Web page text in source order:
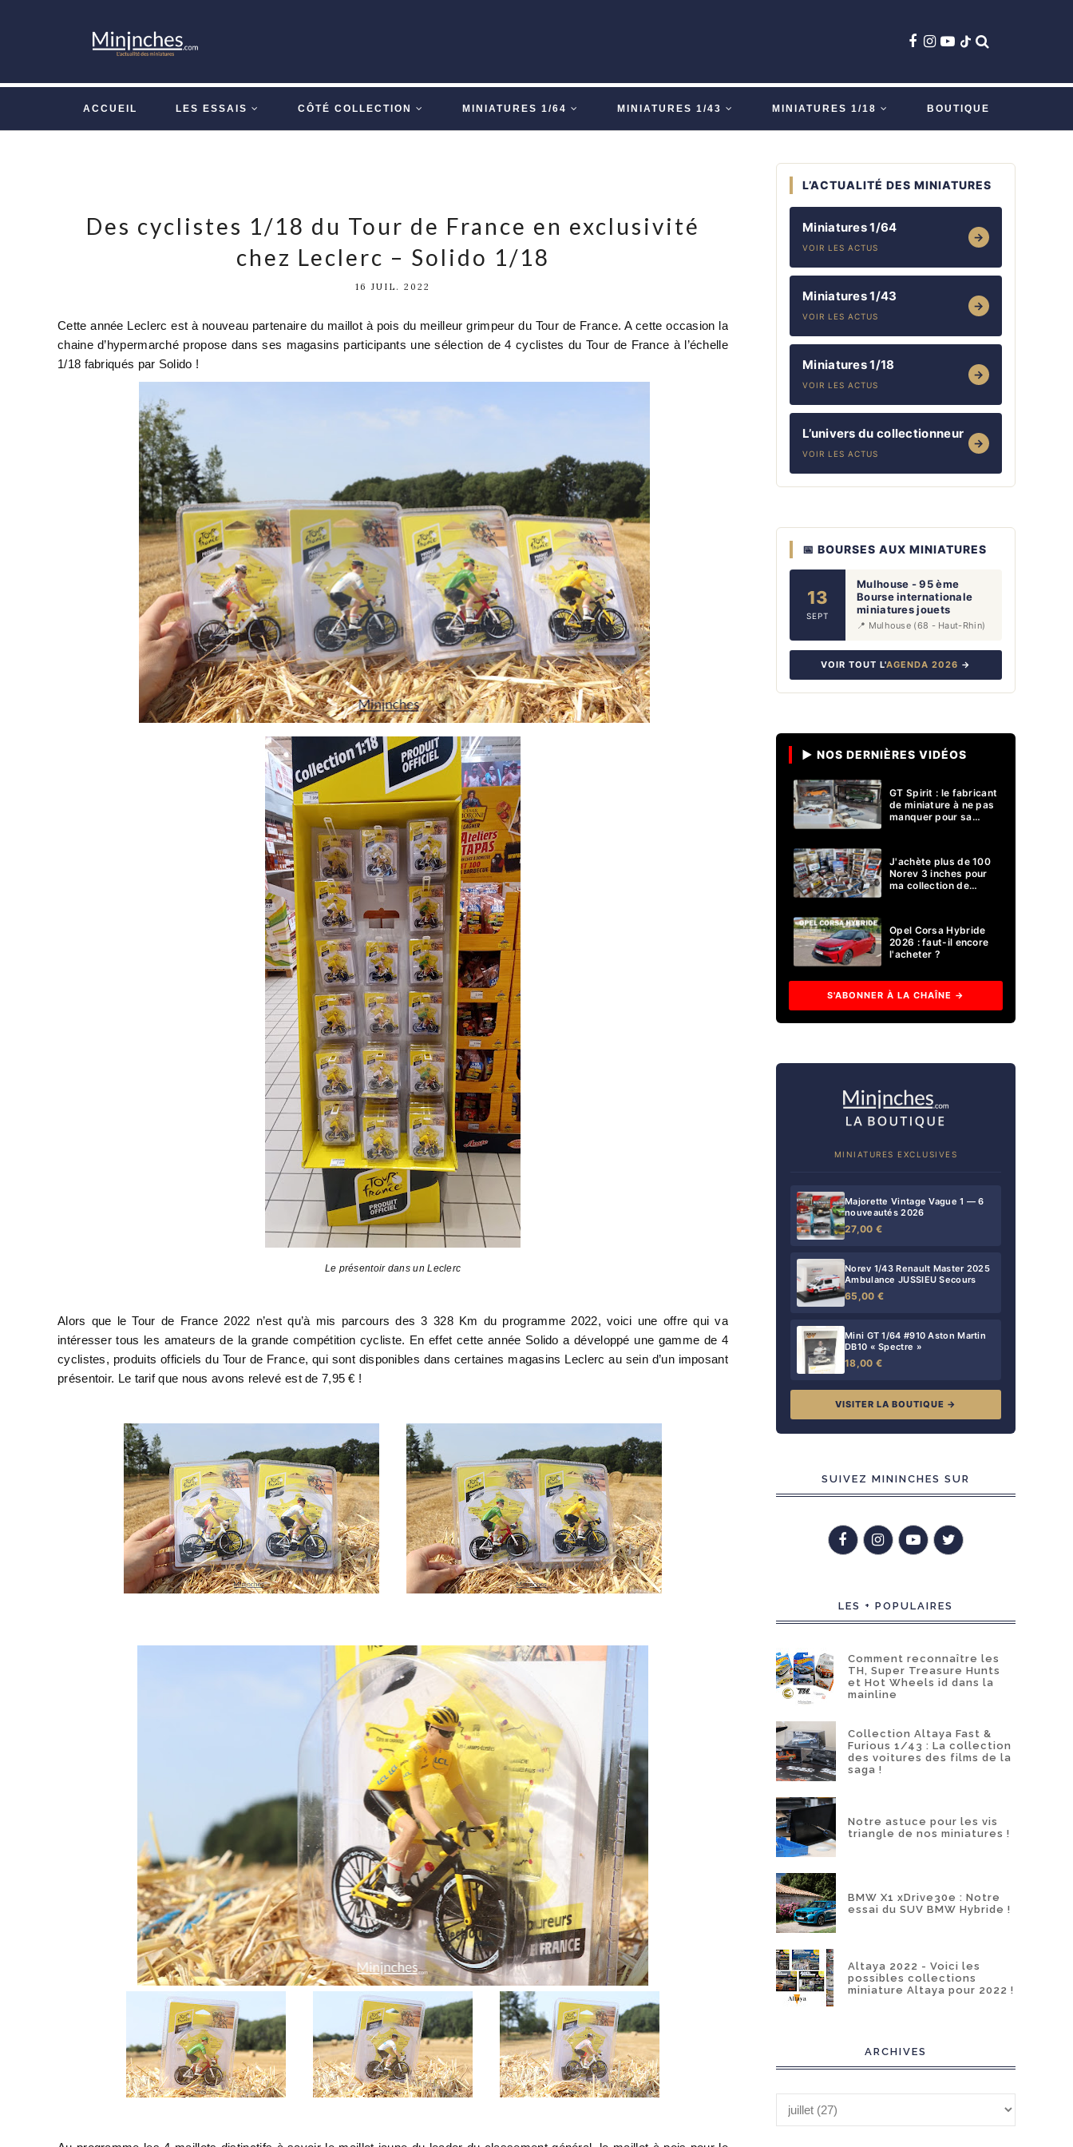
ACCUEIL LES ESSAIS CÔTÉ COLLECTION MINIATURES 1/64 MINIATURES 1/43 MINIATURES 1/18 BOUTIQUE
Des cyclistes 1/18 du Tour de France en exclusivité
chez Leclerc – Solido 1/18
16 JUIL. 2022
Cette année Leclerc est à nouveau partenaire du maillot à pois du meilleur grimpeur du Tour de France. A cette occasion la
chaine d’hypermarché propose dans ses magasins participants une sélection de 4 cyclistes du Tour de France à l’échelle
1/18 fabriqués par Solido !
Le présentoir dans un Leclerc
Alors que le Tour de France 2022 n’est qu’à mis parcours des 3 328 Km du programme 2022, voici une offre qui va
intéresser tous les amateurs de la grande compétition cycliste. En effet cette année Solido a développé une gamme de 4
cyclistes, produits officiels du Tour de France, qui sont disponibles dans certaines magasins Leclerc au sein d’un imposant
présentoir. Le tarif que nous avons relevé est de 7,95 € !
L’ACTUALITÉ DES MINIATURES
Miniatures 1/64
VOIR LES ACTUS
→
Miniatures 1/43
VOIR LES ACTUS
→
Miniatures 1/18
VOIR LES ACTUS
→
L’univers du collectionneur
VOIR LES ACTUS
→
📅 BOURSES AUX MINIATURES
13
SEPT
Mulhouse - 95 ème
Bourse internationale
miniatures jouets
📍 Mulhouse (68 - Haut-Rhin)
VOIR TOUT L'AGENDA 2026 →
▶ NOS DERNIÈRES VIDÉOS
GT Spirit : le fabricant
de miniature à ne pas
manquer pour sa
J'achète plus de 100
Norev 3 inches pour
ma collection de
Opel Corsa Hybride
2026 : faut-il encore
l'acheter ?
S'ABONNER À LA CHAÎNE →
MINIATURES EXCLUSIVES
Majorette Vintage Vague 1 — 6
nouveautés 2026
27,00 €
Norev 1/43 Renault Master 2025
Ambulance JUSSIEU Secours
65,00 €
Mini GT 1/64 #910 Aston Martin
DB10 « Spectre »
18,00 €
VISITER LA BOUTIQUE →
SUIVEZ MININCHES SUR
LES + POPULAIRES
Comment reconnaître les
TH, Super Treasure Hunts
et Hot Wheels id dans la
mainline
Collection Altaya Fast &
Furious 1/43 : La collection
des voitures des films de la
saga !
Notre astuce pour les vis
triangle de nos miniatures !
BMW X1 xDrive30e : Notre
essai du SUV BMW Hybride !
Altaya 2022 - Voici les
possibles collections
miniature Altaya pour 2022 !
ARCHIVES